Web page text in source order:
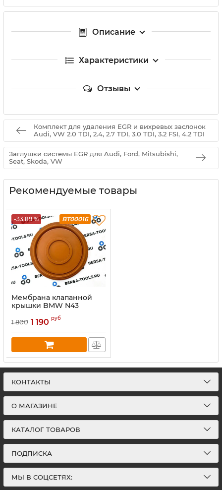
Описание
Характеристики
Отзывы
Комплект для удаления EGR и вихревых заслонок
Audi, VW 2.0 TDI, 2.4, 2.7 TDI, 3.0 TDI, 3.2 FSI, 4.2 TDI
Заглушки системы EGR для Audi, Ford, Mitsubishi,
Seat, Skoda, VW
Рекомендуемые товары
-33.89 % BT00016
Мембрана клапанной
крышки BMW N43
1 800 1 190 руб
КОНТАКТЫ
О МАГАЗИНЕ
КАТАЛОГ ТОВАРОВ
ПОДПИСКА
МЫ В СОЦСЕТЯХ: